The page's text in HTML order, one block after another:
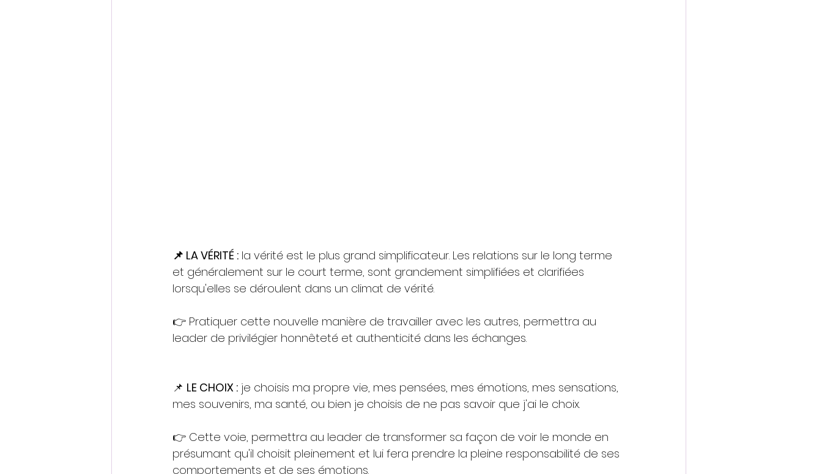
📌 LA VÉRITÉ : la vérité est le plus grand simplificateur. Les relations sur le long terme
et généralement sur le court terme, sont grandement simplifiées et clarifiées
lorsqu'elles se déroulent dans un climat de vérité.
👉 Pratiquer cette nouvelle manière de travailler avec les autres, permettra au
leader de privilégier honnêteté et authenticité dans les échanges.
📌 LE CHOIX : je choisis ma propre vie, mes pensées, mes émotions, mes sensations,
mes souvenirs, ma santé, ou bien je choisis de ne pas savoir que j'ai le choix.
👉 Cette voie, permettra au leader de transformer sa façon de voir le monde en
présumant qu'il choisit pleinement et lui fera prendre la pleine responsabilité de ses
comportements et de ses émotions.